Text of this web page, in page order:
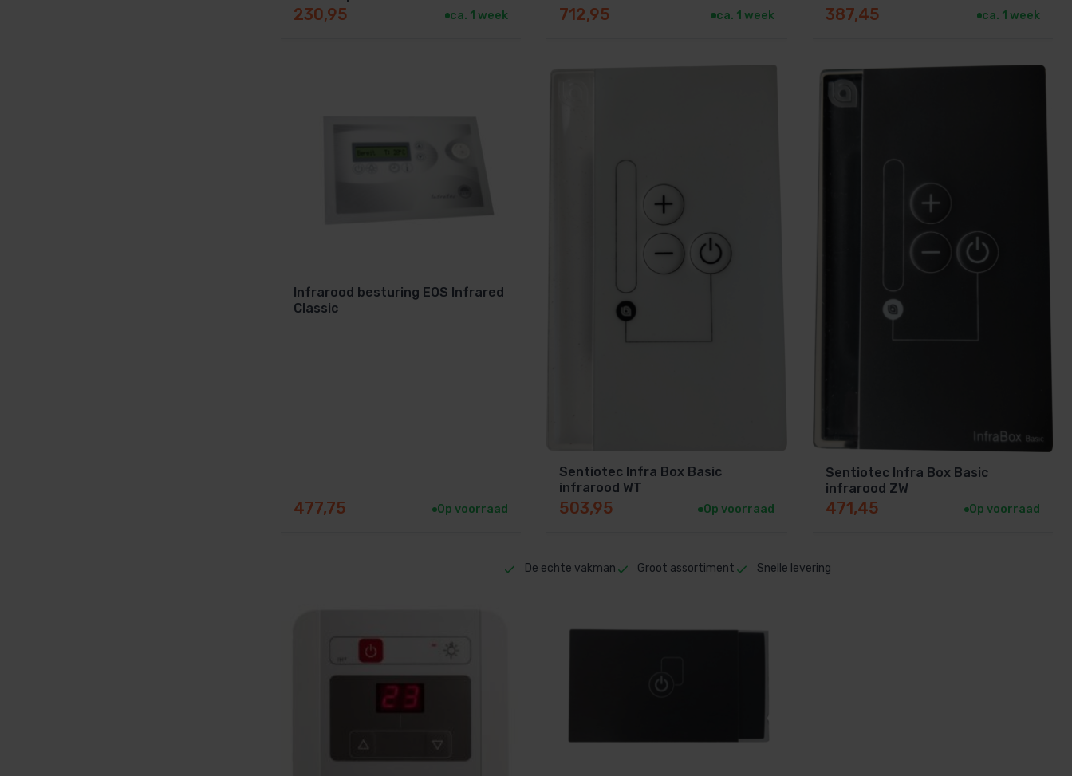
230,95 ca. 1 week 712,95 ca. 1 week 387,45 ca. 1 week
Infrarood besturing EOS Infrared
Classic
477,75 Op voorraad
Sentiotec Infra Box Basic
infrarood WT
503,95 Op voorraad
Sentiotec Infra Box Basic
infrarood ZW
471,45 Op voorraad
De echte vakman Groot assortiment Snelle levering